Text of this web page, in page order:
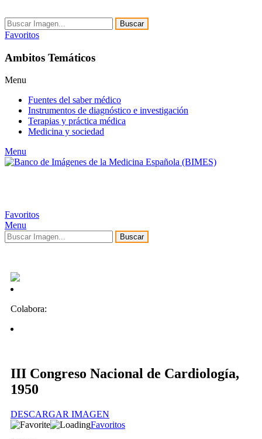
Buscar
Favoritos
Ambitos Temáticos
Menu
Fuentes del saber médico
Instrumentos de diagnóstico e investigación
Terapias y práctica médica
Medicina y sociedad
Menu
Favoritos
Menu
Buscar
Colabora:
III Congreso Nacional de Cardiología,
1950
DESCARGAR IMAGEN
Favoritos